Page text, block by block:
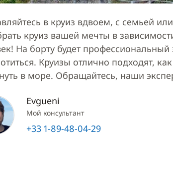
в круиз вдвоем, с семьей
круиз вашей мечты в
На борту будет
Круизы отлично подходят,
в море. Обращайтесь, наши
Evgueni
Мой консультант
+33 1-89-48-04-29